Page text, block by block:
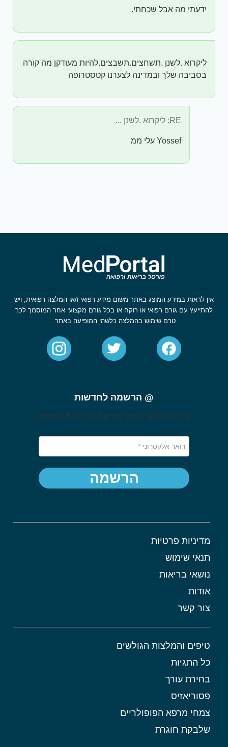
ידעתי מה אבל שכחתי.
ליקרוא .לשנן .תשחצים.תשבצים.להיות מעודקן מה קורה
בסביבה שלך ובמדינה לצערנו קטסטרופה
RE: ליקרוא .לשנן ...
Yossef עלי ממ
אין לראות במידע המוצג באתר משום מידע רפואי ו/או המלצה רפואית, ויש
להתייעץ עם גורם רפואי או רוקח או בכל גורם מקצועי אחר המוסמך לכך
טרם שימוש בהמלצה כלשהי המופיעה באתר.
מדיניות פרטיות
תנאי שימוש
נושאי בריאות
אודות
צור קשר
טיפים והמלצות הגולשים
כל התגיות
בחירת עורך
פסוריאזיס
צמחי מרפא הפופולריים
שלבקת חוגרת
@ הרשמה לחדשות
קבל את הטוב ביותר בתחום הבריאות והרווחה
הרשמה